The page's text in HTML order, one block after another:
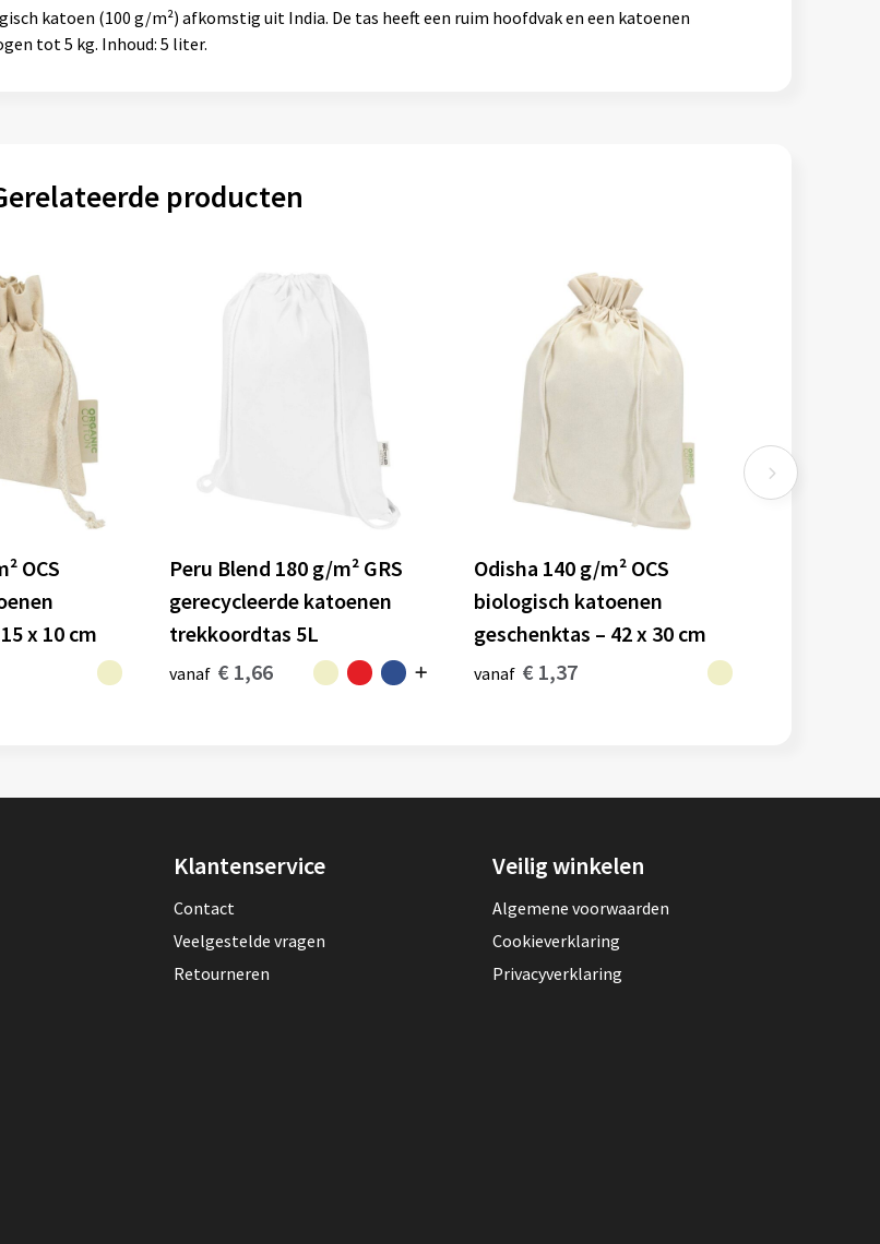
katoen (100 g/m²) afkomstig uit India. De tas heeft een ruim hoofdvak en een katoenen
tot 5 kg. Inhoud: 5 liter.
producten
OCS
x 10 cm
Peru Blend 180 g/m² GRS
gerecycleerde katoenen
trekkoordtas 5L
vanaf € 1,66
Odisha 140 g/m² OCS
biologisch katoenen
geschenktas – 42 x 30 cm
vanaf € 1,37
Klantenservice
Contact
Veelgestelde vragen
Retourneren
Veilig winkelen
Algemene voorwaarden
Cookieverklaring
Privacyverklaring